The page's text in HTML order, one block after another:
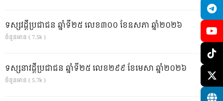
ទស្សវដ្តីប្រជាជន ឆ្នាំទី២៥ លេខ៣០០ ខែឧសភា ឆ្នាំ២០២៦
ចំនួនអាន ( 7.5k )
ទស្សនាវដ្ដីប្រជាជន ឆ្នាំទី២៥ លេខ២៩៩ ខែមេសា ឆ្នាំ២០២៦
ចំនួនអាន ( 5.7k )